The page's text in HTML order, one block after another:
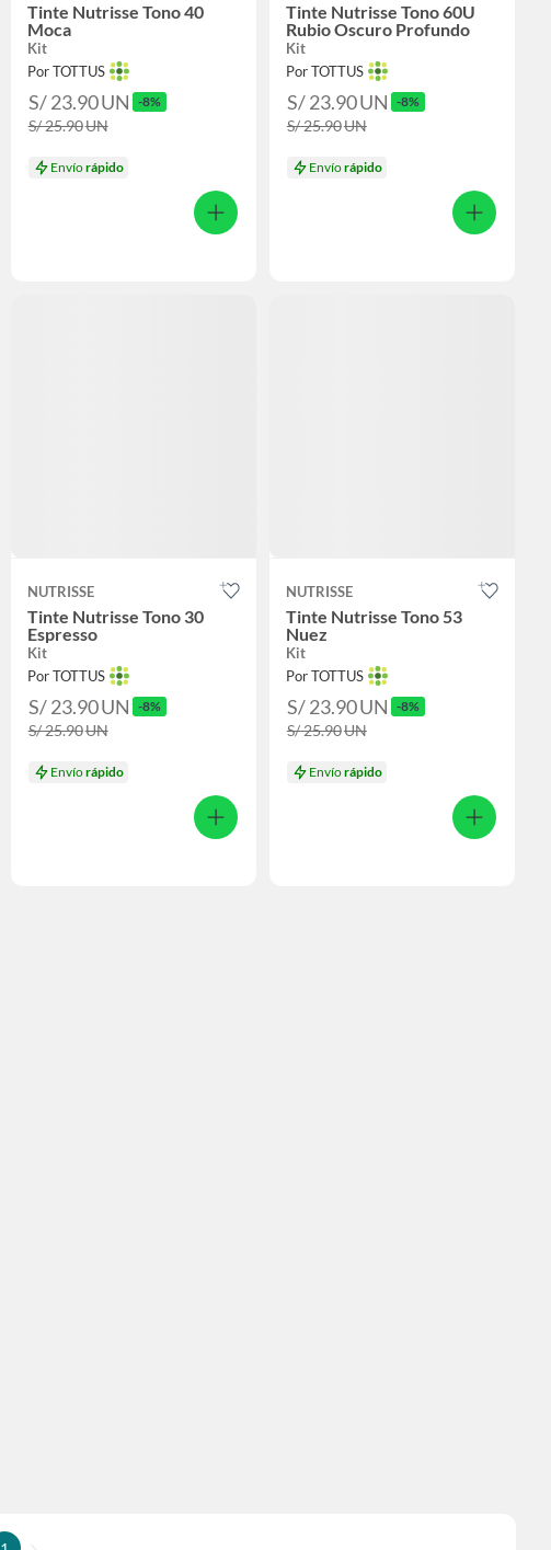
Tinte Nutrisse Tono 40
Moca
Kit
Por TOTTUS
S/ 23.90UN -8%
S/ 25.90UN
Envíorápido
Tinte Nutrisse Tono 60U
Rubio Oscuro Profundo
Kit
Por TOTTUS
S/ 23.90UN -8%
S/ 25.90UN
Envíorápido
NUTRISSE
Tinte Nutrisse Tono 30
Espresso
Kit
Por TOTTUS
S/ 23.90UN -8%
S/ 25.90UN
Envíorápido
NUTRISSE
Tinte Nutrisse Tono 53
Nuez
Kit
Por TOTTUS
S/ 23.90UN -8%
S/ 25.90UN
Envíorápido